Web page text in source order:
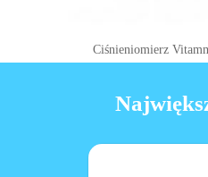
Ciśnieniomierz